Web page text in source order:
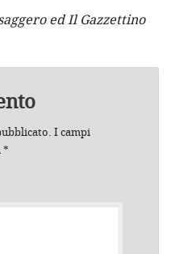
ed Il Gazzettino
I campi
*